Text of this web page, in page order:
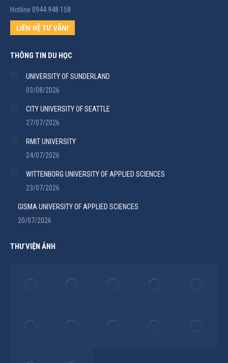
Hotline 0944 948 158
LIÊN HỆ TƯ VẤN!
THÔNG TIN DU HỌC
UNIVERSITY OF SUNDERLAND
03/08/2026
CITY UNIVERSITY OF SEATTLE
27/07/2026
RMIT UNIVERSITY
24/07/2026
WITTENBORG UNIVERSITY OF APPLIED SCIENCES
23/07/2026
GISMA UNIVERSITY OF APPLIED SCIENCES
20/07/2026
THƯ VIỆN ẢNH